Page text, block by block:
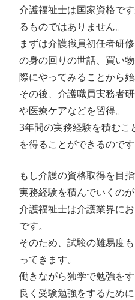
介護福祉士は国家資格で
るものではありません。
まずは介護職員初任者研
の身の回りの世話、買い
際にやってみることから
その後、介護職員実務者
や医療ケアなどを習得。
3年間の実務経験を積むこ
を得ることができるのです
もし介護の資格取得を目
実務経験を積んでいくのが
介護福祉士は介護業界に
です。
そのため、試験の難易度
ってきます。
働きながら独学で勉強を
良く受験勉強をするため